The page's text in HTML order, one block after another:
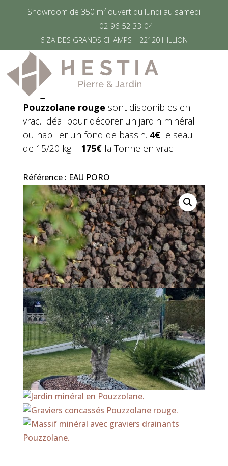
Showroom de 350 m² ouvert du lundi au samedi
02 96 52 33 04
6 ZA DES GRANDS CHAMPS – 22120 HILLION
Graviers concassés –
Massif Pouzzolane
Les
Pouzzolane rouge sont disponibles en
vrac. Idéal pour décorer un jardin minéral
ou habiller un fond de bassin. 4€le seau
de 15/20 kg – 175€la Tonne en vrac –
Référence : EAU PORO